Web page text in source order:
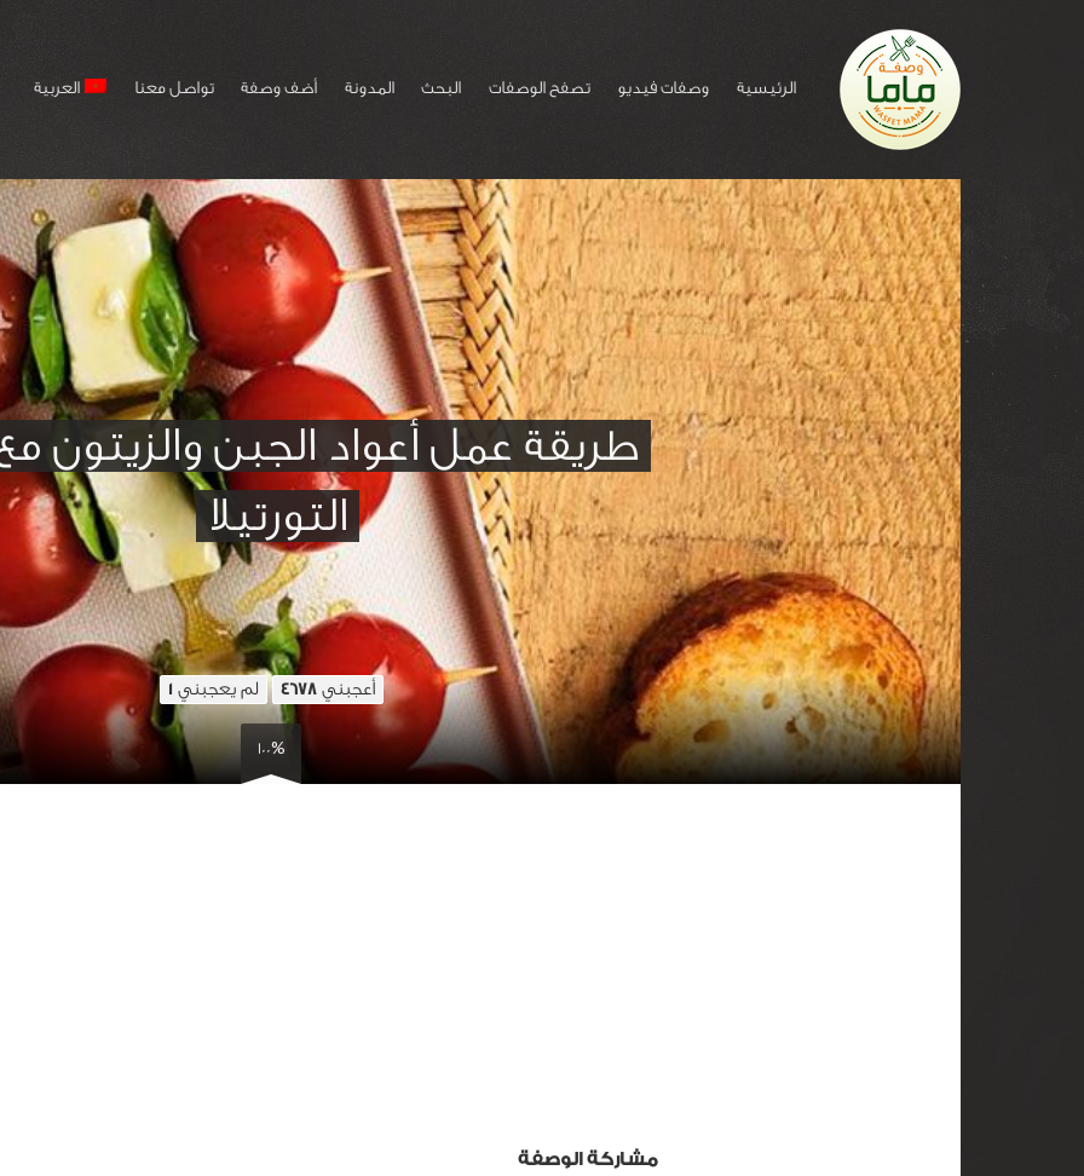
الرئيسية وصفات فيديو تصفح الوصفات البحث المدونة أضف وصفة تواصل معنا العربية
طريقة عمل أعواد الجبن والزيتون
التورتيلا
أعجبني4678 لم يعجبني 1
100%
مشاركة الوصفة